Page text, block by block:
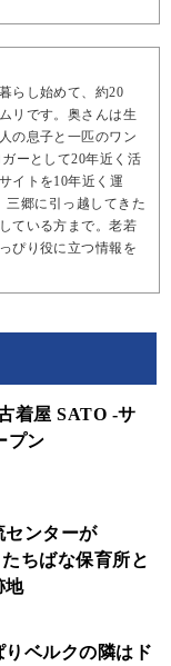
らし始めて、約20
リです。奥さんは生
の息子と一匹のワン
ーとして20年近く活
イトを10年近く運
三郷に引っ越してきた
ている方まで。老若
ぴり役に立つ情報を
着屋 SATO -サ
プン
センターが
ちばな保育所と
地
りベルクの隣はド